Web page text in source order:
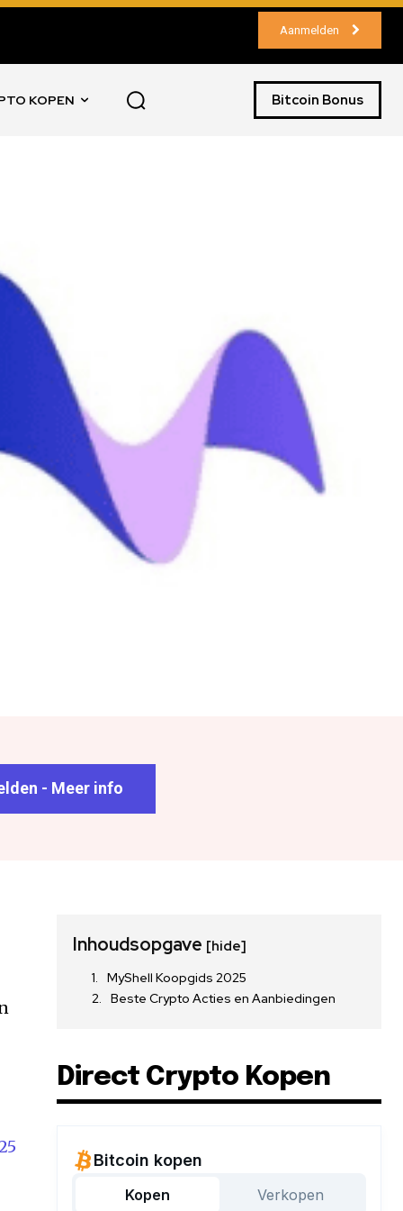
Aanmelden
KOPEN Bitcoin Bonus
- Meer info
Inhoudsopgave [hide]
MyShell Koopgids 2025
Beste Crypto Acties en Aanbiedingen
Direct Crypto Kopen